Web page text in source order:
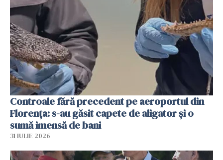
Controale fără precedent pe aeroportul din
Florența: s-au găsit capete de aligator și o
sumă imensă de bani
31 IULIE 2026